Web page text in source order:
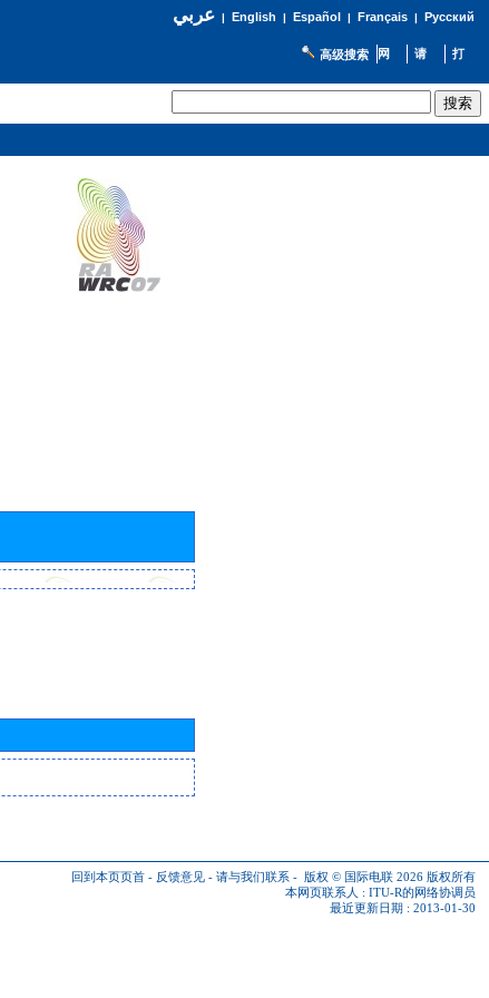
عربي| English | Español | Français| Русский
高级搜索
回到本页页首 - 反馈意见 - 请与我们联系 - 版权 © 国际电联 2026 版权所有
本网页联系人 : ITU-R的网络协调员
最近更新日期 : 2013-01-30